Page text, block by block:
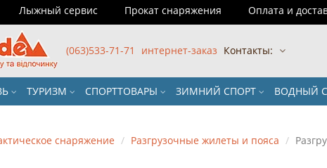
Лыжный сервис Прокат снаряжения Оплата и
(063)533-71-71 интернет-заказ Контакты:
ТУРИЗМ СПОРТТОВАРЫ ЗИМНИЙ СПОРТ ВОДНЫЙ
снаряжение Разгрузочные жилеты и пояса